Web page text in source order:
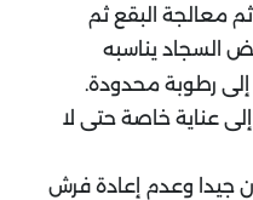
معالجة البقع ثم
السجاد يناسبه
إلى رطوبة محدودة.
عناية خاصة حتى لا
جيدا وعدم إعادة فرش